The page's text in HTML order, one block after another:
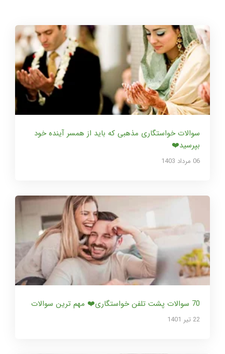
سوالات خواستگاری مذهبی که باید از همسر آینده خود
بپرسید❤️
06 مرداد 1403
70 سوالات پشت تلفن خواستگاری❤️ مهم ترین سوالات
22 تير 1401